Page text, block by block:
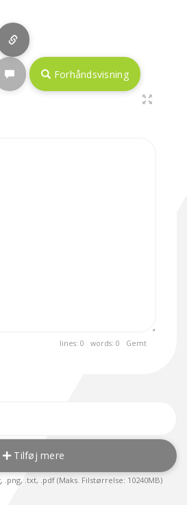
Forhåndsvisning
lines: 0 words: 0 Gemt
Tilføj mere
.txt, .pdf (Maks. Filstørrelse: 10240MB)